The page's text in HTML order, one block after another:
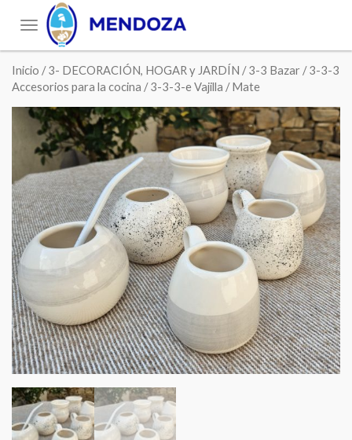
Toggle
navigation
Inicio /3- DECORACIÓN, HOGAR y JARDÍN /3-3 Bazar /3-3-3
Accesorios para la cocina /3-3-3-e Vajilla / Mate